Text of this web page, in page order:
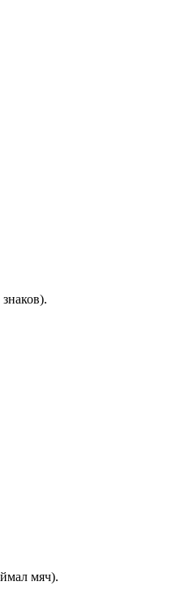
мяч).